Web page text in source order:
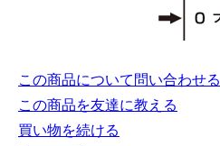
この商品について問い合わせる
この商品を友達に教える
買い物を続ける